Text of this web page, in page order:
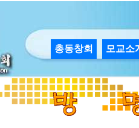
총동창회 모교소